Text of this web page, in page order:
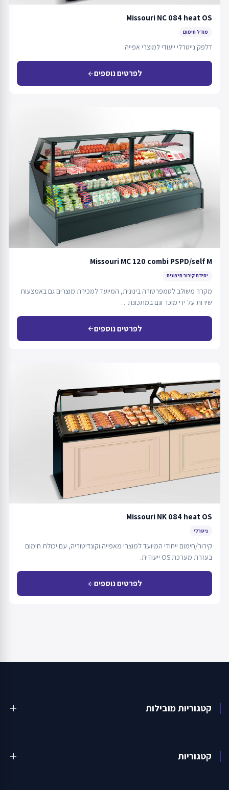
Missouri NC 084 heat OS
מודל חימום
דלפק נייטרלי ייעודי למוצרי אפייה.
לפרטים נוספיםarrow_back
Missouri MC 120 combi PSPD/self M
יחידת קירור חיצונית
מקרר משולב לטמפרטורה בינונית, המיועד למכירת מוצרים גם באמצעות
שירות על ידי מוכר וגם במתכונת…
לפרטים נוספיםarrow_back
Missouri NK 084 heat OS
ניטרלי
קירור/חימום ייחודי המיועד למוצרי מאפייה וקונדיטוריה, עם יכולת חימום
בעזרת מערכת OS ייעודית.
לפרטים נוספיםarrow_back
קטגוריות מובילות add
קטגוריות add